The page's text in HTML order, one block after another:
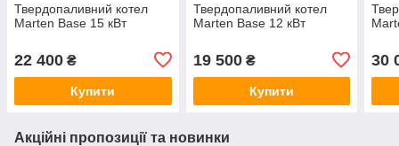
Твердопаливний котел
Marten Base 15 кВт
22 400 ₴
Купити
Твердопаливний котел
Marten Base 12 кВт
19 500₴
Купити
30
Акційні пропозиції та новинки